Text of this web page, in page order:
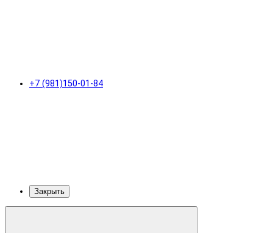
+7 (981)150-01-84
Закрыть